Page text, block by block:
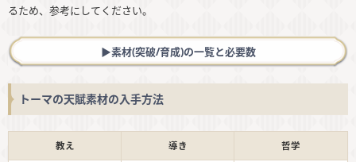
るため、参考にしてください。
▶︎素材(突破/育成)の一覧と必要数
トーマの天賦素材の入手方法
教え 導き 哲学